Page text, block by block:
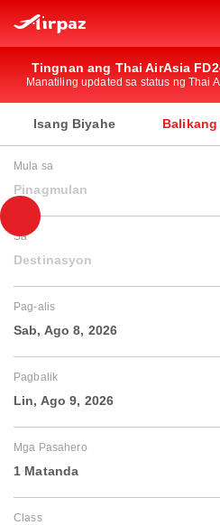
Tingnan ang Thai AirAsia
Manatiling updated sa status ng Thai
Isang Biyahe
Mula sa
Pinagmulan
Sa
Destinasyon
Pag-alis
Sab, Ago 8, 2026
Pagbalik
Lin, Ago 9, 2026
Mga Pasahero
1 Matanda
Class